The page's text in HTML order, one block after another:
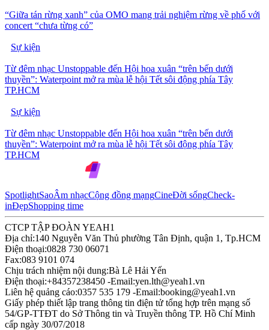
“Giữa tán rừng xanh” của OMO mang trải nghiệm rừng về phố với
concert “chưa từng có”
Sự kiện
Từ đêm nhạc Unstoppable đến Hội hoa xuân “trên bến dưới
thuyền”: Waterpoint mở ra mùa lễ hội Tết sôi động phía Tây
TP.HCM
Sự kiện
Từ đêm nhạc Unstoppable đến Hội hoa xuân “trên bến dưới
thuyền”: Waterpoint mở ra mùa lễ hội Tết sôi động phía Tây
TP.HCM
SpotlightSaoÂm nhạcCộng đồng mạngCineĐời sốngCheck-
inĐẹpShopping time
CTCP TẬP ĐOÀN YEAH1
Địa chỉ:140 Nguyễn Văn Thủ phường Tân Định, quận 1, Tp.HCM
Điện thoại:0828 730 06071
Fax:083 9101 074
Chịu trách nhiệm nội dung:Bà Lê Hải Yến
Điện thoại:+84357238450 -Email:yen.lth@yeah1.vn
Liên hệ quảng cáo:0357 535 179 -Email:booking@yeah1.vn
Giấy phép thiết lập trang thông tin điện tử tổng hợp trên mạng số
54/GP-TTĐT do Sở Thông tin và Truyền thông TP. Hồ Chí Minh
cấp ngày 30/07/2018